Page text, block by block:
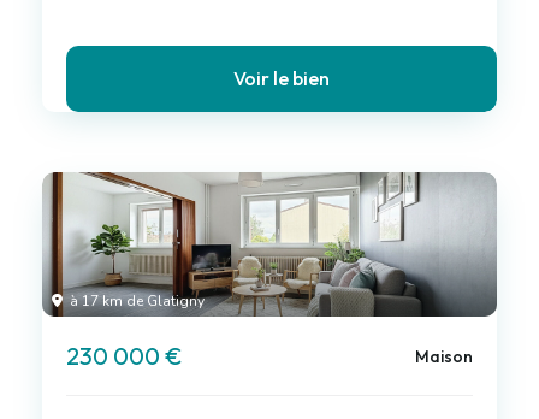
Voir le bien
à 17 km de Glatigny
230 000 € Maison